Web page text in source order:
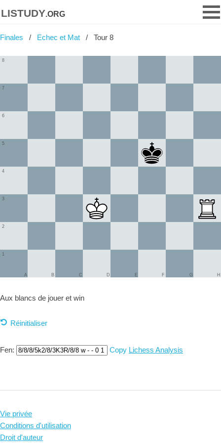
listudy.org
Finales Echec et Mat Tour 8
1
2
3
4
5
6
7
8
A B C D E F G H
Aux blancs de jouer et win
Réinitialiser
Fen: Copy Lichess Analysis
Vie privée
Conditions d'utilisation
Droit d'auteur